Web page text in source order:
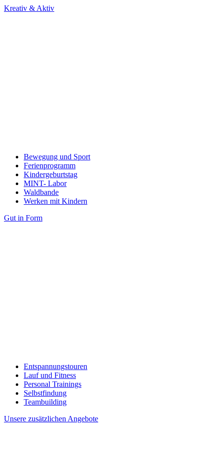
Kreativ & Aktiv
Bewegung und Sport
Ferienprogramm
Kindergeburtstag
MINT- Labor
Waldbande
Werken mit Kindern
Gut in Form
Entspannungstouren
Lauf und Fitness
Personal Trainings
Selbstfindung
Teambuilding
Unsere zusätzlichen Angebote